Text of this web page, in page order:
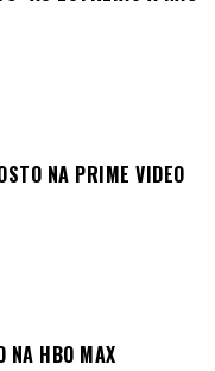
NA PRIME VIDEO
NA HBO MAX